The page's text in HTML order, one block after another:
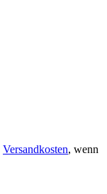
Versandkosten, wenn